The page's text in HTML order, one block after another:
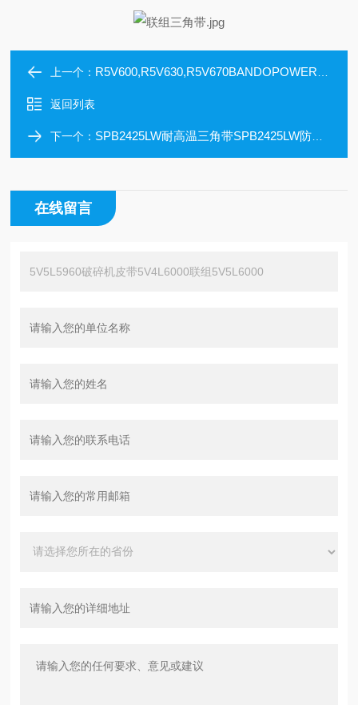
上一个： R5V600,R5V630,R5V670BANDOPOWERSCRUM皮带
返回列表
下一个： SPB2425LW耐高温三角带SPB2425LW防静电皮带
在线留言